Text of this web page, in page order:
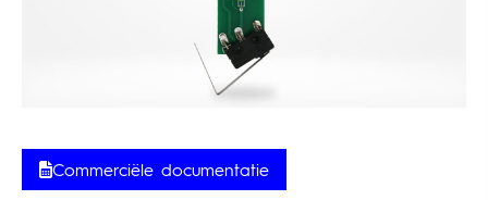
Commerciële documentatie